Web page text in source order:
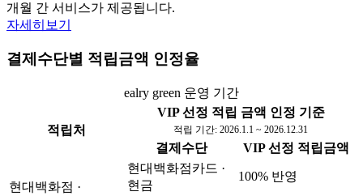
개월 간 서비스가 제공됩니다.
자세히보기
결제수단별 적립금액 인정율
ealry green 운영 기간
적립처
VIP 선정 적립 금액 인정 기준
적립 기간: 2026.1.1 ~ 2026.12.31
결제수단 VIP 선정 적립금액
현대백화점 ·
현대백화점카드 ·
현금
100% 반영